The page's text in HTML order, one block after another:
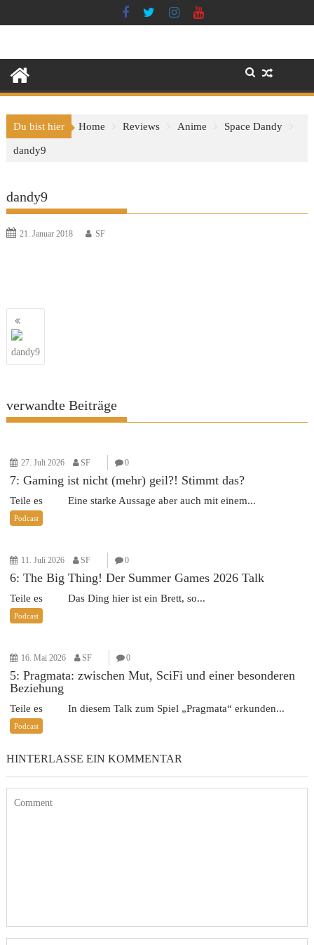
to
Du bist hier Home Reviews Anime Space Dandy
dandy9
dandy9
21. Januar 2018 SF
Beitragsnavigation
dandy9
verwandte Beiträge
27. Juli 2026 SF 0
7: Gaming ist nicht (mehr) geil?! Stimmt das?
Teile es Eine starke Aussage aber auch mit einem...
Podcast
11. Juli 2026 SF 0
6: The Big Thing! Der Summer Games 2026 Talk
Teile es Das Ding hier ist ein Brett, so...
Podcast
16. Mai 2026 SF 0
5: Pragmata: zwischen Mut, SciFi und einer besonderen
Beziehung
Teile es In diesem Talk zum Spiel „Pragmata“ erkunden...
Podcast
HINTERLASSE EIN KOMMENTAR